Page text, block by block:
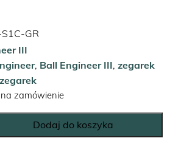
GR
III
, Ball Engineer III, zegarek
zegarek
zamówienie
Dodaj do koszyka